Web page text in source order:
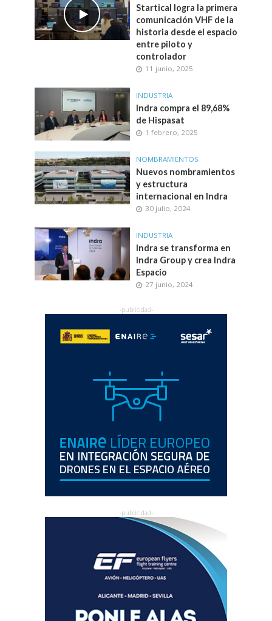
Startical logra la primera
comunicación VHF de la
historia desde el espacio
entre piloto y
controlador
11 junio, 2025
INDUSTRIA
Indra compra el 89,68%
de Hispasat
1 febrero, 2025
NOMBRAMIENTOS
Nuevos nombramientos
y estructura
internacional en Indra
30 julio, 2024
INDUSTRIA
Indra se transforma en
Indra Group y crea Indra
Espacio
27 junio, 2024